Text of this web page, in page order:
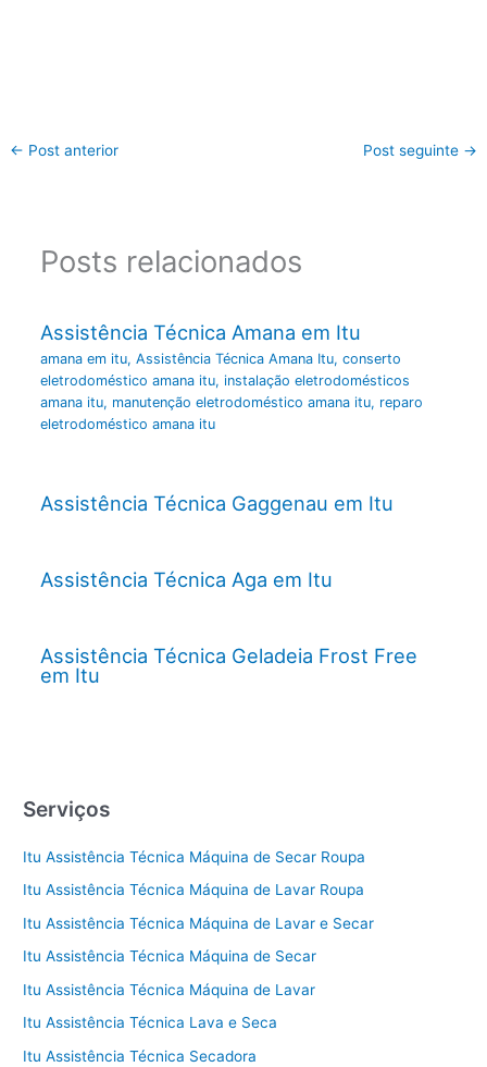
← Post anterior Post seguinte →
Posts relacionados
Assistência Técnica Amana em Itu
amana em itu, Assistência Técnica Amana Itu, conserto
eletrodoméstico amana itu, instalação eletrodomésticos
amana itu, manutenção eletrodoméstico amana itu, reparo
eletrodoméstico amana itu
Assistência Técnica Gaggenau em Itu
Assistência Técnica Aga em Itu
Assistência Técnica Geladeia Frost Free
em Itu
Serviços
Itu Assistência Técnica Máquina de Secar Roupa
Itu Assistência Técnica Máquina de Lavar Roupa
Itu Assistência Técnica Máquina de Lavar e Secar
Itu Assistência Técnica Máquina de Secar
Itu Assistência Técnica Máquina de Lavar
Itu Assistência Técnica Lava e Seca
Itu Assistência Técnica Secadora